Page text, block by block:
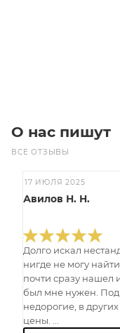
О нас пишут
ВСЕ ОТЗЫВЫ
17 ИЮЛЯ 2025
Авилов Н. Н.
Долго искал
нигде не могу
почти сразу нашел
был мне нужен.
недорогие, в
цены. ...